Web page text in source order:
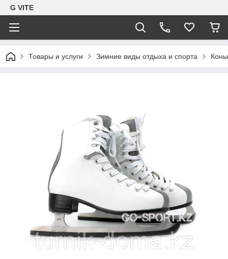
G VITE
Товары и услуги Зимние виды отдыха и спорта